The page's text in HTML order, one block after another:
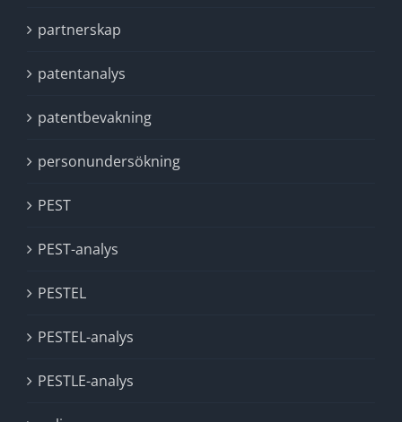
partnerskap
patentanalys
patentbevakning
personundersökning
PEST
PEST-analys
PESTEL
PESTEL-analys
PESTLE-analys